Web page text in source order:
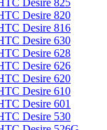
Desire 825
Desire 820
Desire 816
Desire 630
Desire 628
Desire 626
Desire 620
Desire 610
Desire 601
Desire 530